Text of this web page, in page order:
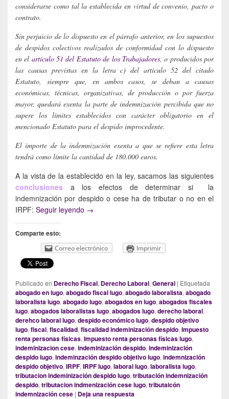
considerarse como tal la establecida en virtud de convenio, pacto o
contrato.
Sin perjuicio de lo dispuesto en el párrafo anterior, en los supuestos
de despidos colectivos realizados de conformidad con lo dispuesto
en el artículo 51 del Estatuto de los Trabajadores, o producidos por
las causas previstas en la letra c) del artículo 52 del citado
Estatuto, siempre que, en ambos casos, se deban a causas
económicas, técnicas, organizativas, de producción o por fuerza
mayor, quedará exenta la parte de indemnización percibida que no
supere los límites establecidos con carácter obligatorio en el
mencionado Estatuto para el despido improcedente.
El importe de la indemnización exenta a que se refiere esta letra
tendrá como límite la cantidad de 180.000 euros.
A la vista de la establecido en la ley, sacamos las siguientes
conclusiones a los efectos de determinar si la
indemnización por despido o cese ha de tributar o no en el
IRPF: Seguir leyendo ¿Cuándo (no) tributan las indemnizaciones
→
Comparte esto:
Correo electrónico Imprimir
Publicado en Derecho Fiscal, Derecho Laboral, General | Etiquetada
abogado en lugo, abogado fiscal lugo, abogado laboralista, abogado
laboralista lugo, abogado lugo, abogados en lugo, abogados fiscales
lugo, abogados laboralistas lugo, abogados lugo, derecho laboral,
derehco laboral lugo, despido económico lugo, despido objetivo
lugo, fiscal, fiscalidad, fiscalidad indeminización despido, Impuesto
renta personas físicas, Impuesto renta personas físicas lugo,
indeminizacion cese, indeminización despido, indeminización
despido lugo, indeminzación despido objetivo lugo, indemnización
despido objetivo, IRPF, IRPF lugo, laboral lugo, laboralista lugo,
tributacion indeminización despido lugo, tributación indemnización
despido, tributacion indmenización cese lugo, tributaicón
indemnización cese | Deja una respuesta